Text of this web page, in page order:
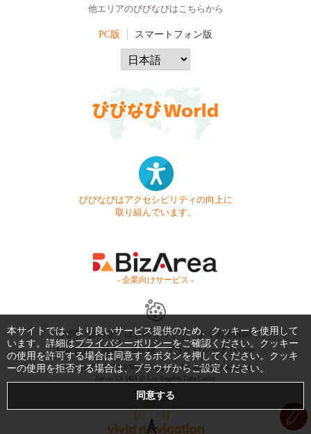
他エリアのびびなびはこちらから
PC版 スマートフォン版
びびなびはアクセシビリティの向上に
取り組んでいます。
- 企業向けサービス -
お問い合わせ はじめてガイド
よくある質問
利用規約
商標・著作権 プライバシーポリシー
Copyright © 1999-2026 Vivid Navigation, Inc. All Rights Reserved.
Server US (45) @ Los Angeles Data Center
本サイトでは、より良いサービス提供のため、クッキーを使用して
います。詳細はプライバシーポリシーをご確認ください。クッキー
の使用を許可する場合は同意するボタンを押してください。クッキ
ーの使用を拒否する場合は、ブラウザからご設定ください。